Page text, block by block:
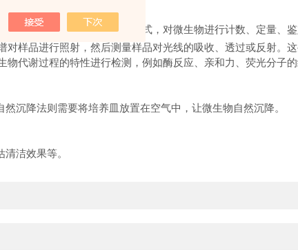
结合或检测其代谢产物等方式，对微生物进行计数、定量、鉴
样品进行照射，然后测量样品对光线的吸收、透过或反射。
代谢过程的特性进行检测，例如酶反应、亲和力、荧光分子
沉降法则需要将培养皿放置在空气中，让微生物自然沉降。
洁效果等。